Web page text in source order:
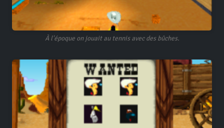
À l'époque on jouait au tennis avec des bûches.